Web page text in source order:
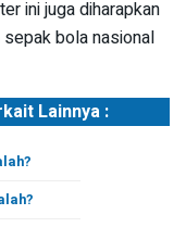
ini juga diharapkan
bola nasional
Lainnya :